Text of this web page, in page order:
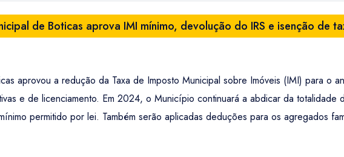
de Boticas aprova IMI mínimo, devolução do IRS e isenção de
aprovou a redução da Taxa de Imposto Municipal sobre Imóveis (IMI) para o
e de licenciamento. Em 2024, o Município continuará a abdicar da
permitido por lei. Também serão aplicadas deduções para os agregados